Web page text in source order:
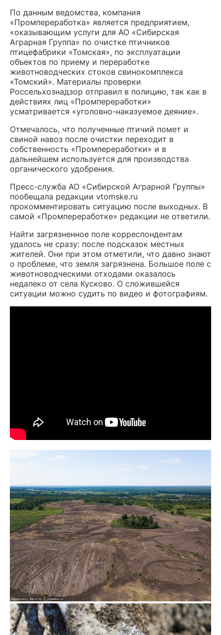
По данным ведомства, компания
«Промпереработка» является предприятием,
«оказывающим услуги для АО «Сибирская
Аграрная Группа» по очистке птичников
птицефабрики «Томская», по эксплуатации
объектов по приему и переработке
животноводческих стоков свинокомплекса
«Томский». Материалы проверки
Россельхознадзор отправил в полицию, так как в
действиях лиц «Промпереработки»
усматривается «уголовно-наказуемое деяние».
Отмечалось, что полученные птичий помет и
свиной навоз после очистки переходит в
собственность «Промпереработки» и в
дальнейшем используется для производства
органического удобрения.
Пресс-служба АО «Сибирской Аграрной Группы»
пообещала редакции vtomske.ru
прокомментировать ситуацию после выходных. В
самой «Промпереработке» редакции не ответили.
Найти загрязненное поле корреспондентам
удалось не сразу: после подсказок местных
жителей. Они при этом отметили, что давно знают
о проблеме, что земля загрязнена. Большое поле с
животноводческими отходами оказалось
недалеко от села Кусково. О сложившейся
ситуации можно судить по видео и фотографиям.